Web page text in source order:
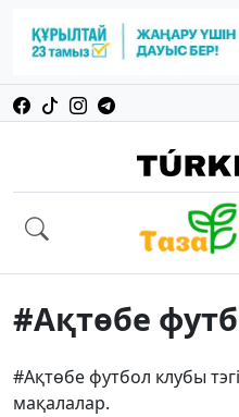
#Ақтөбе
#Ақтөбе футбол клубы
мақалалар.